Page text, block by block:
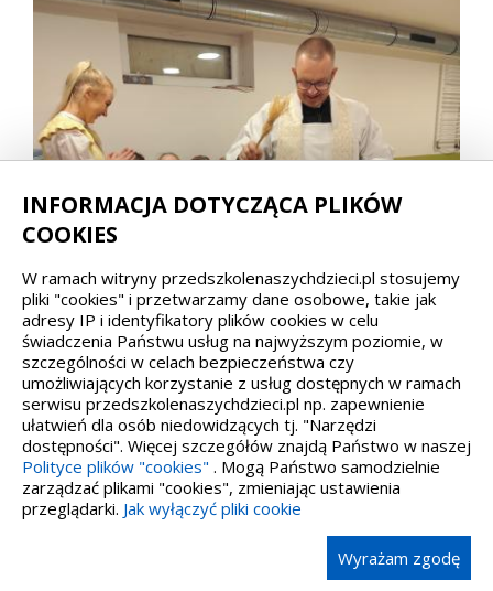
INFORMACJA DOTYCZĄCA PLIKÓW
COOKIES
W ramach witryny przedszkolenaszychdzieci.pl stosujemy
pliki "cookies" i przetwarzamy dane osobowe, takie jak
adresy IP i identyfikatory plików cookies w celu
świadczenia Państwu usług na najwyższym poziomie, w
szczególności w celach bezpieczeństwa czy
umożliwiających korzystanie z usług dostępnych w ramach
serwisu przedszkolenaszychdzieci.pl np. zapewnienie
ułatwień dla osób niedowidzących tj. "Narzędzi
dostępności". Więcej szczegółów znajdą Państwo w naszej
Polityce plików "cookies" . Mogą Państwo samodzielnie
zarządzać plikami "cookies", zmieniając ustawienia
przeglądarki. Jak wyłączyć pliki cookie
Wyrażam zgodę